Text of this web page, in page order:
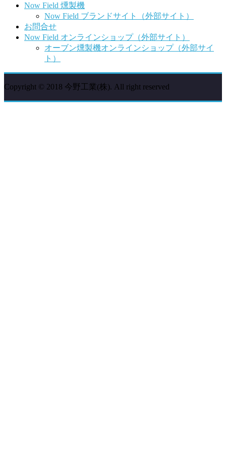
Now Field 燻製機
Now Field ブランドサイト（外部サイト）
お問合せ
Now Field オンラインショップ（外部サイト）
オーブン燻製機オンラインショップ（外部サイ
ト）
Copyright © 2018 今野工業(株). All right reserved